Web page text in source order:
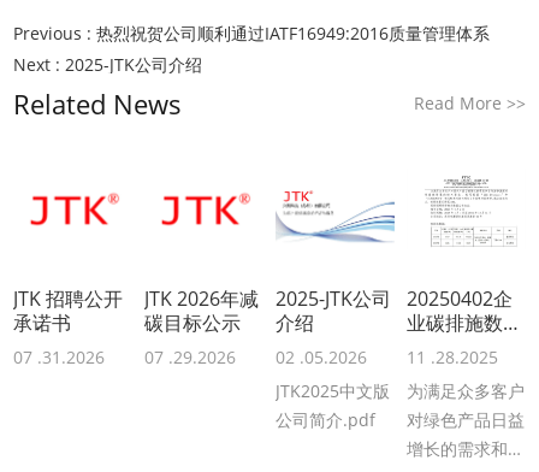
Previous :热烈祝贺公司顺利通过IATF16949:2016质量管理体系
Next :2025-JTK公司介绍
Related News Read More >>
JTK 招聘公开
承诺书
07 .31.2026
JTK 2026年减
碳目标公示
07 .29.2026
2025-JTK公司
介绍
02 .05.2026
JTK2025中文版
公司简介.pdf
20250402企
业碳排施数据
声明
11 .28.2025
为满足众多客户
对绿色产品日益
增长的需求和各